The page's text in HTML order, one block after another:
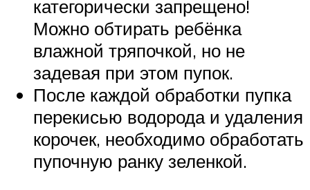
категорически запрещено!
Можно обтирать ребёнка
влажной тряпочкой, но не
задевая при этом пупок.
После каждой обработки пупка
перекисью водорода и удаления
корочек, необходимо обработать
пупочную ранку зеленкой.